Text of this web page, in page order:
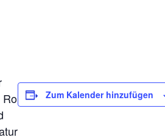
Ro
Zum Kalender hinzufügen